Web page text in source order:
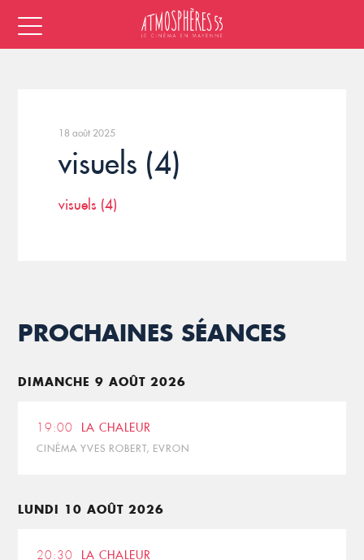
18 août 2025
visuels (4)
visuels (4)
PROCHAINES SÉANCES
DIMANCHE 9 AOÛT 2026
19:00 LA CHALEUR
CINÉMA YVES ROBERT, EVRON
LUNDI 10 AOÛT 2026
20:30 LA CHALEUR